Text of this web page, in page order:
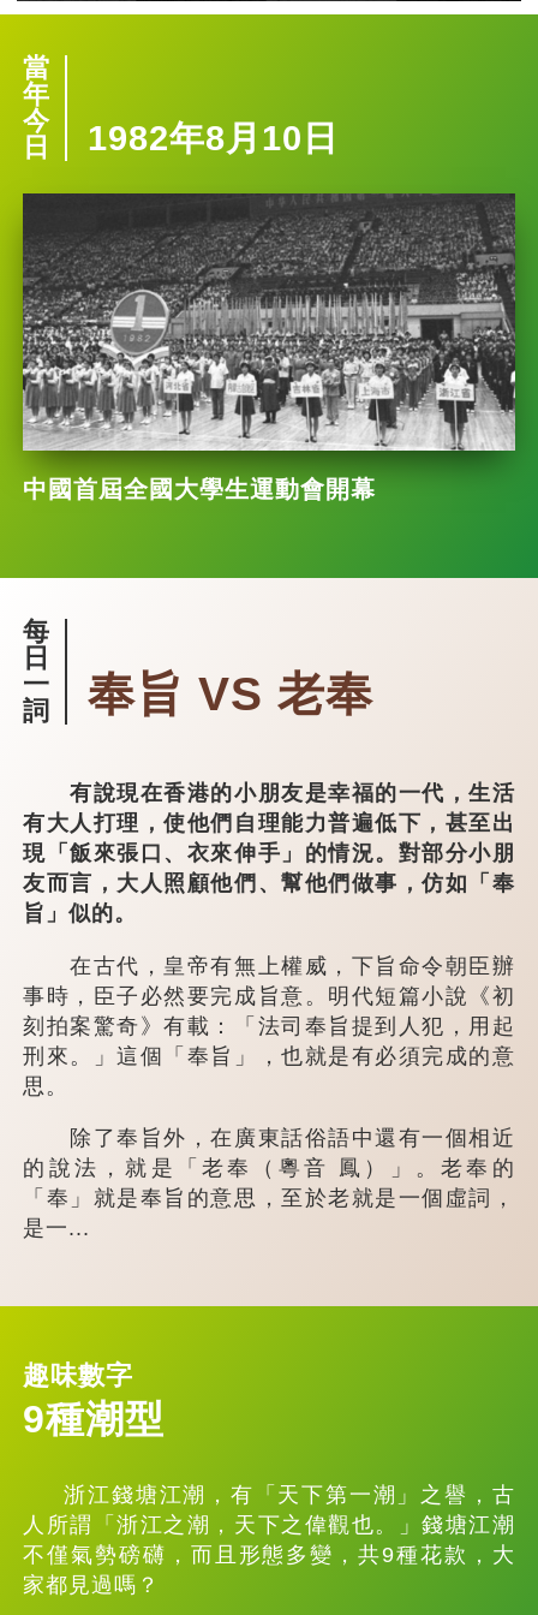
當
年
今
日
1982年8月10日
中國首屆全國大學生運動會開幕
每
日
一
詞
奉旨 VS 老奉
有說現在香港的小朋友是幸福的一代，生活
有大人打理，使他們自理能力普遍低下，甚至出
現「飯來張口、衣來伸手」的情況。對部分小朋
友而言，大人照顧他們、幫他們做事，仿如「奉
旨」似的。
在古代，皇帝有無上權威，下旨命令朝臣辦
事時，臣子必然要完成旨意。明代短篇小說《初
刻拍案驚奇》有載：「法司奉旨提到人犯，用起
刑來。」這個「奉旨」，也就是有必須完成的意
思。
除了奉旨外，在廣東話俗語中還有一個相近
的說法，就是「老奉（粵音 鳳）」。老奉的
「奉」就是奉旨的意思，至於老就是一個虛詞，
是一...
趣味數字
9種潮型
浙江錢塘江潮，有「天下第一潮」之譽，古
人所謂「浙江之潮，天下之偉觀也。」錢塘江潮
不僅氣勢磅礴，而且形態多變，共9種花款，大
家都見過嗎？